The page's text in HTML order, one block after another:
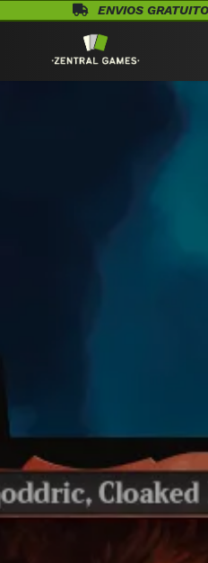
Ir al contenidoENVIOS